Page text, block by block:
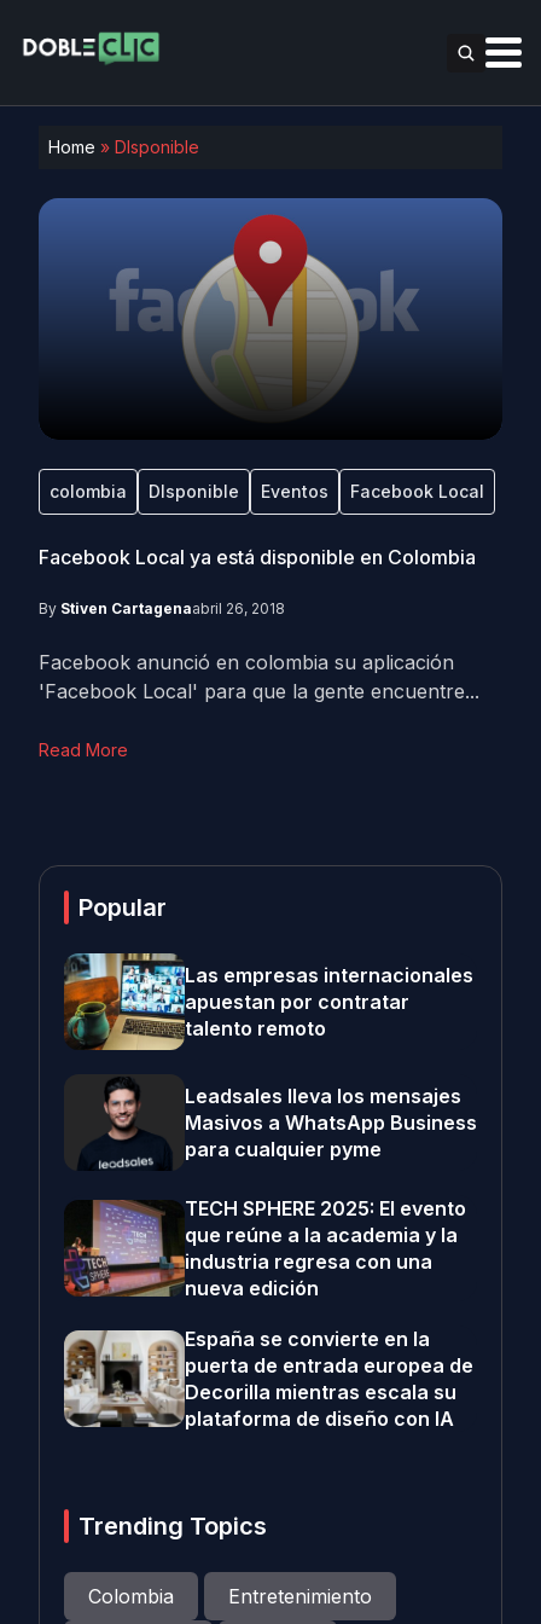
Home » DIsponible
colombia DIsponible Eventos Facebook Local
Facebook Local ya está disponible en Colombia
By Stiven Cartagenaabril 26, 2018
Facebook anunció en colombia su aplicación
'Facebook Local' para que la gente encuentre...
Read More
Popular
Las empresas internacionales
apuestan por contratar
talento remoto
Leadsales lleva los mensajes
Masivos a WhatsApp Business
para cualquier pyme
TECH SPHERE 2025: El evento
que reúne a la academia y la
industria regresa con una
nueva edición
España se convierte en la
puerta de entrada europea de
Decorilla mientras escala su
plataforma de diseño con IA
Trending Topics
Colombia Entretenimiento